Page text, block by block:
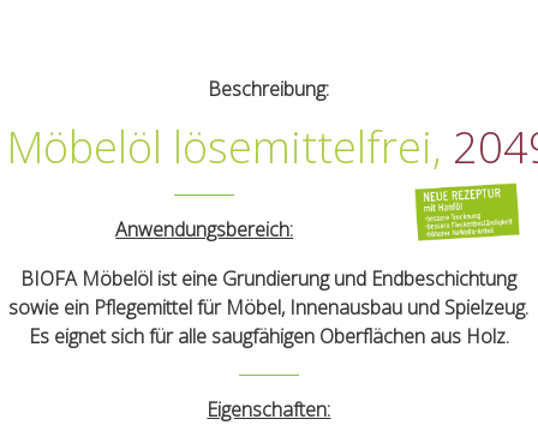
Beschreibung:
Möbelöl lösemittelfrei,
Anwendungsbereich:
BIOFA Möbelöl ist eine Grundierung und Endbeschichtung
sowie ein Pflegemittel für Möbel, Innenausbau und Spielzeug.
Es eignet sich für alle saugfähigen Oberflächen aus Holz.
Eigenschaften: